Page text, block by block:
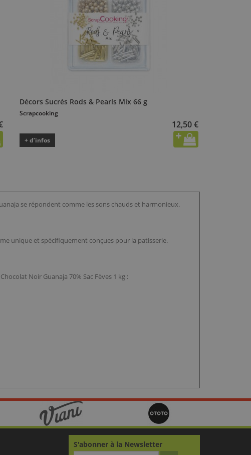
Décors Sucrés Rods & Pearls Mix 66 g
Scrapcooking
12,50 €
+ d’infos
se répondent comme les sons chauds et harmonieux.
unique et spécifiquement conçues pour la patisserie.
Noir Guanaja 70% Sac Fèves 1 kg :
S'abonner à la Newsletter